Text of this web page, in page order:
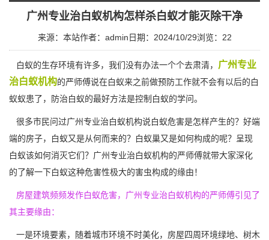
广州专业治白蚁机构怎样杀白蚁才能灭除干净
来源：本站作者：admin 日期：2024/10/29浏览： 22
白蚁的生存环境有许多，我们没有办法一个个去肃清， 广州专业
治白蚁机构的严师傅说在白蚁来之前做预防工作就不会有以后的白
蚁蚁患了，防治白蚁的最好方法是控制白蚁的学问。
很多市民问过广州专业治白蚁机构说白蚁危害是怎样产生的？好端
端的房子，白蚁又是从何而来的？白蚁巢又是如何构成的呢？呈现
白蚁该如何消灭它们？广州专业治白蚁机构的严师傅就带大家深化
的了解一下白蚁这种危害性极大的害虫构成的缘由！
房屋建筑频频发作白蚁危害，广州专业治白蚁机构的严师傅引见了
其主要缘由：
一是环境要素，随着城市环境不时美化，房屋四周环境绿地、树木